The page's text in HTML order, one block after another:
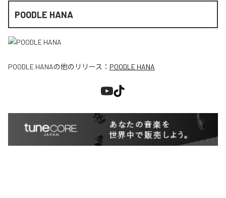
POODLE HANA
POODLE HANAの他のリリース： POODLE HANA